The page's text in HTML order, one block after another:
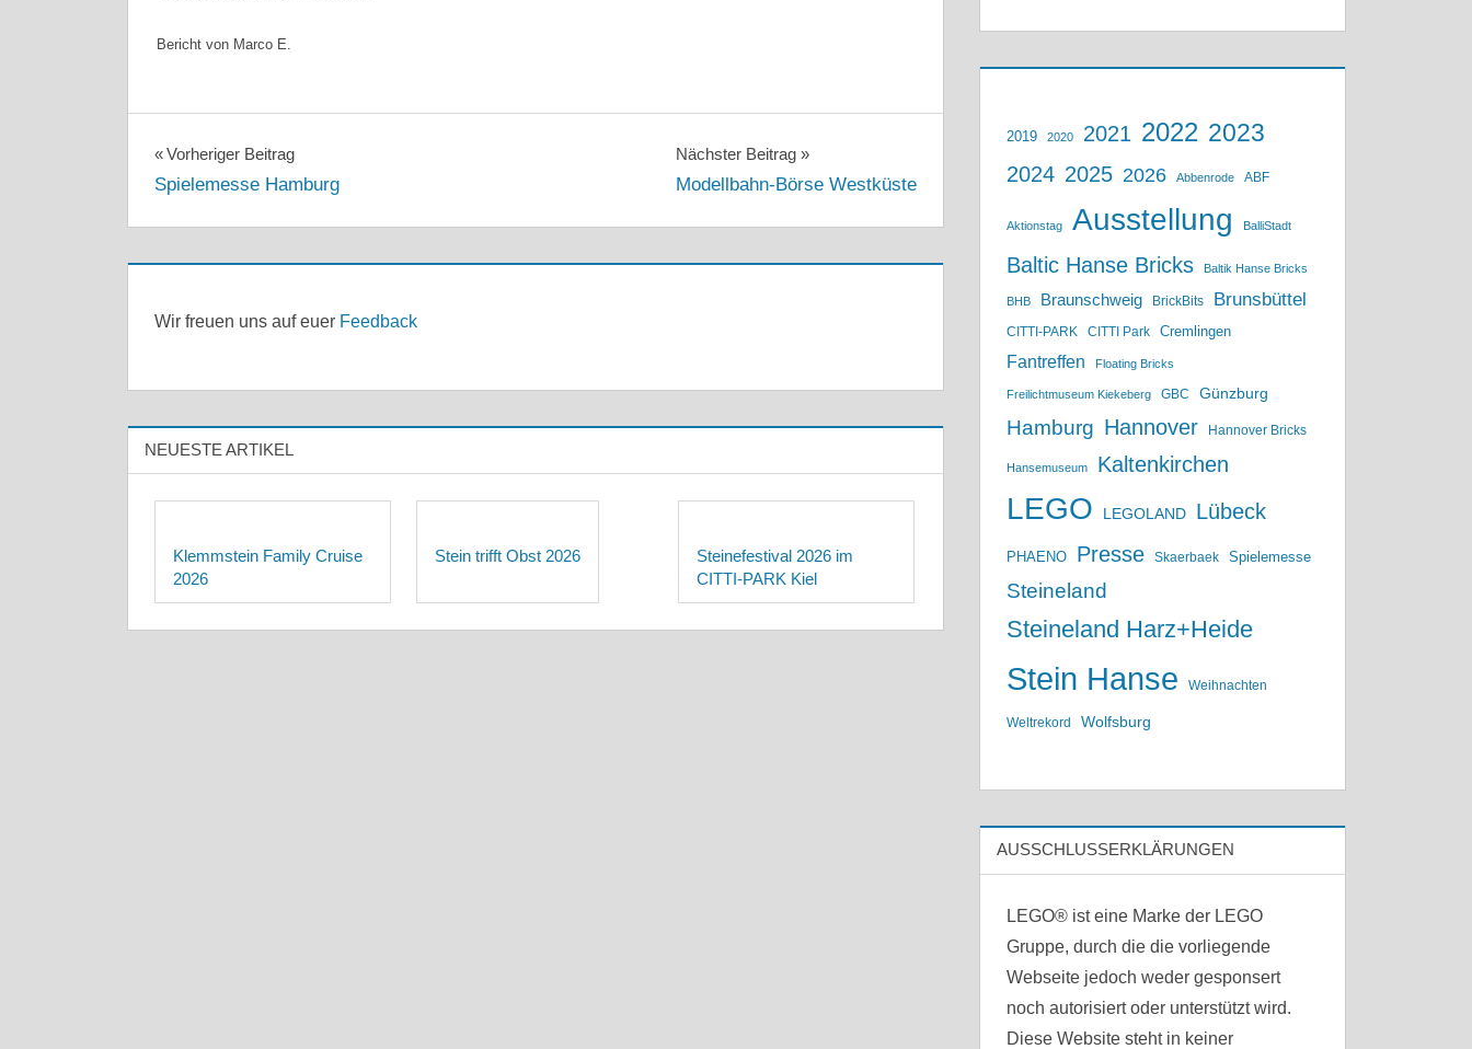
Bericht von Marco E.
BALTICHANSEBRICKS
2024
BALTIC
HANSE
BRICKS
LEGO
LÜBECK
Beitragsnavigation
Vorheriger Beitrag
Spielemesse Hamburg
Nächster Beitrag
Modellbahn-Börse Westküste
Wir freuen uns auf euer Feedback
NEUESTE ARTIKEL
Klemmstein Family Cruise
2026
Stein trifft Obst 2026
Steinefestival 2026 im
CITTI-PARK Kiel
2019 2020 2021 2022 2023
2024 2025 2026 Abbenrode ABF
Aktionstag Ausstellung BalliStadt
Baltic Hanse Bricks Baltik Hanse Bricks
BHB Braunschweig BrickBits Brunsbüttel
CITTI-PARK CITTI Park Cremlingen
Fantreffen Floating Bricks
Freilichtmuseum Kiekeberg GBC Günzburg
Hamburg Hannover Hannover Bricks
Hansemuseum Kaltenkirchen
LEGO LEGOLAND Lübeck
PHAENO Presse Skaerbaek Spielemesse
Steineland
Steineland Harz+Heide
Stein Hanse Weihnachten
Weltrekord Wolfsburg
AUSSCHLUSSERKLÄRUNGEN
LEGO® ist eine Marke der LEGO
Gruppe, durch die die vorliegende
Webseite jedoch weder gesponsert
noch autorisiert oder unterstützt wird.
Diese Website steht in keiner